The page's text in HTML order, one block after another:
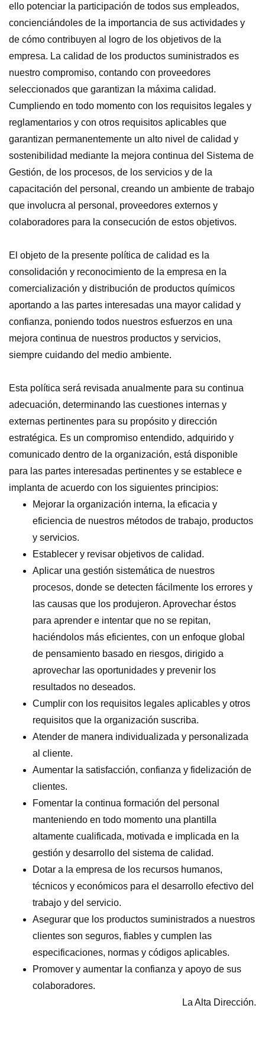
ello potenciar la participación de todos sus empleados,
concienciándoles de la importancia de sus actividades y
de cómo contribuyen al logro de los objetivos de la
empresa. La calidad de los productos suministrados es
nuestro compromiso, contando con proveedores
seleccionados que garantizan la máxima calidad.
Cumpliendo en todo momento con los requisitos legales y
reglamentarios y con otros requisitos aplicables que
garantizan permanentemente un alto nivel de calidad y
sostenibilidad mediante la mejora continua del Sistema de
Gestión, de los procesos, de los servicios y de la
capacitación del personal, creando un ambiente de trabajo
que involucra al personal, proveedores externos y
colaboradores para la consecución de estos objetivos.
El objeto de la presente política de calidad es la
consolidación y reconocimiento de la empresa en la
comercialización y distribución de productos químicos
aportando a las partes interesadas una mayor calidad y
confianza, poniendo todos nuestros esfuerzos en una
mejora continua de nuestros productos y servicios,
siempre cuidando del medio ambiente.
Esta política será revisada anualmente para su continua
adecuación, determinando las cuestiones internas y
externas pertinentes para su propósito y dirección
estratégica. Es un compromiso entendido, adquirido y
comunicado dentro de la organización, está disponible
para las partes interesadas pertinentes y se establece e
implanta de acuerdo con los siguientes principios:
Mejorar la organización interna, la eficacia y
eficiencia de nuestros métodos de trabajo, productos
y servicios.
Establecer y revisar objetivos de calidad.
Aplicar una gestión sistemática de nuestros
procesos, donde se detecten fácilmente los errores y
las causas que los produjeron. Aprovechar éstos
para aprender e intentar que no se repitan,
haciéndolos más eficientes, con un enfoque global
de pensamiento basado en riesgos, dirigido a
aprovechar las oportunidades y prevenir los
resultados no deseados.
Cumplir con los requisitos legales aplicables y otros
requisitos que la organización suscriba.
Atender de manera individualizada y personalizada
al cliente.
Aumentar la satisfacción, confianza y fidelización de
clientes.
Fomentar la continua formación del personal
manteniendo en todo momento una plantilla
altamente cualificada, motivada e implicada en la
gestión y desarrollo del sistema de calidad.
Dotar a la empresa de los recursos humanos,
técnicos y económicos para el desarrollo efectivo del
trabajo y del servicio.
Asegurar que los productos suministrados a nuestros
clientes son seguros, fiables y cumplen las
especificaciones, normas y códigos aplicables.
Promover y aumentar la confianza y apoyo de sus
colaboradores.
La Alta Dirección.